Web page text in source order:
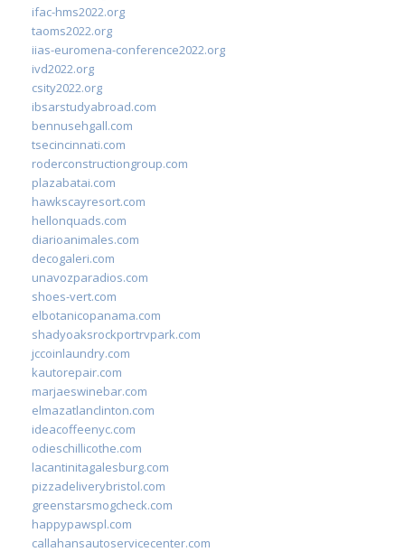
ifac-hms2022.org
taoms2022.org
iias-euromena-conference2022.org
ivd2022.org
csity2022.org
ibsarstudyabroad.com
bennusehgall.com
tsecincinnati.com
roderconstructiongroup.com
plazabatai.com
hawkscayresort.com
hellonquads.com
diarioanimales.com
decogaleri.com
unavozparadios.com
shoes-vert.com
elbotanicopanama.com
shadyoaksrockportrvpark.com
jccoinlaundry.com
kautorepair.com
marjaeswinebar.com
elmazatlanclinton.com
ideacoffeenyc.com
odieschillicothe.com
lacantinitagalesburg.com
pizzadeliverybristol.com
greenstarsmogcheck.com
happypawspl.com
callahansautoservicecenter.com